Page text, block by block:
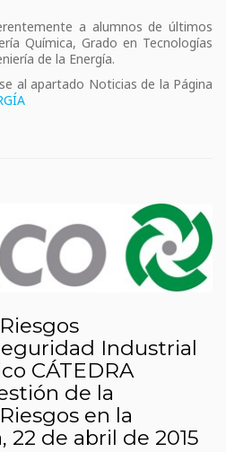
a alumnos de últimos
Química, Grado en Tecnologías
de la Energía.
al apartado Noticias de la Página
Industrial
CÁTEDRA
de la
en la
22 de abril de 2015